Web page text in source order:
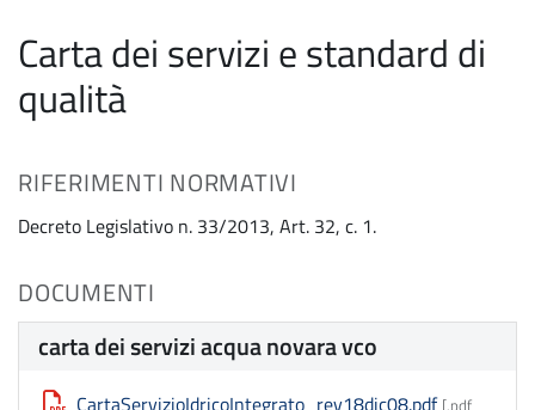
Carta dei servizi e standard di
qualità
RIFERIMENTI NORMATIVI
Decreto Legislativo n. 33/2013, Art. 32, c. 1.
DOCUMENTI
carta dei servizi acqua novara vco
CartaServizioIdricoIntegrato_rev18dic08.pdf